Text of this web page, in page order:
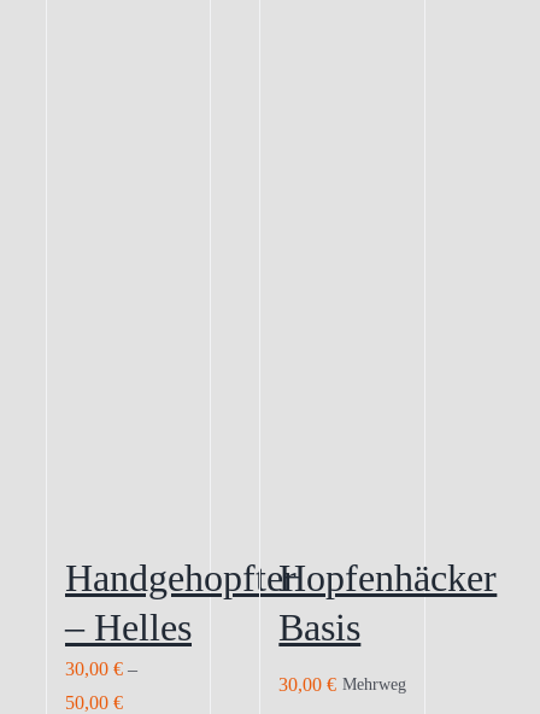
Handgehopfter
– Helles
30,00 € –
50,00 €
Hopfenhäcker
Basis
30,00€ Mehrweg